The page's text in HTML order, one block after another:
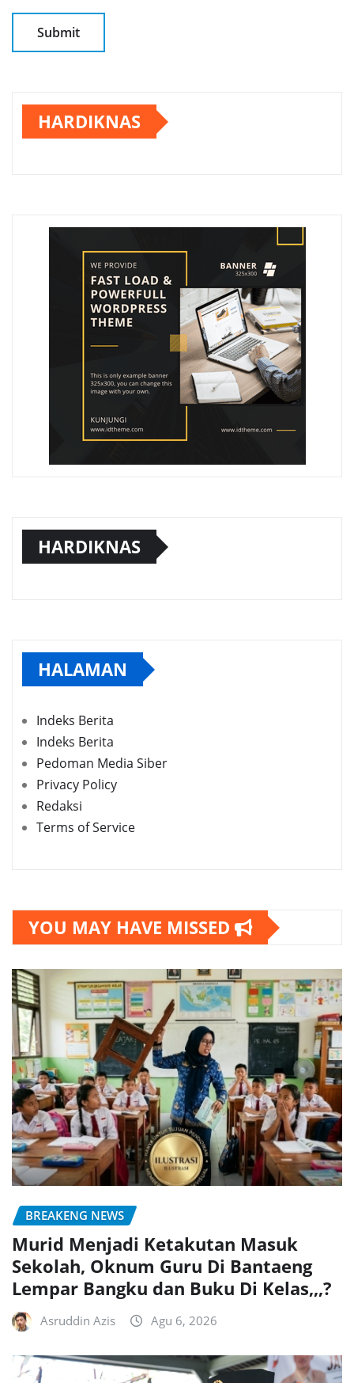
HARDIKNAS
HARDIKNAS
HALAMAN
Indeks Berita
Indeks Berita
Pedoman Media Siber
Privacy Policy
Redaksi
Terms of Service
YOU MAY HAVE MISSED
BREAKENG NEWS
Murid Menjadi Ketakutan Masuk
Sekolah, Oknum Guru Di Bantaeng
Lempar Bangku dan Buku Di Kelas,,,?
Asruddin Azis Agu 6, 2026